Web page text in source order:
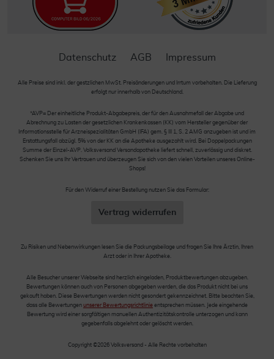
Datenschutz AGB Impressum
Alle Preise sind inkl. der gestzlichen MwSt. Preisänderungen und Irrtum vorbehalten. Die Lieferung
erfolgt nur innerhalb von Deutschland.
*AVP= Der einheitliche Produkt-Abgabepreis, der für den Ausnahmefall der Abgabe und
Abrechnung zu Lasten der gesetzlichen Krankenkassen (KK) vom Hersteller gegenüber der
Informationsstelle für Arzneispezialitäten GmbH (IFA) gem. § III 1, S. 2 AMG anzugeben ist und im
Erstattungsfall abzügl. 5% von der KK an die Apotheke ausgezahlt wird. Bei Doppelpackungen
Summe der Einzel-AVP. Volksversand Versandapotheke liefert schnell, zuverlässig und diskret.
Schenken Sie uns Ihr Vertrauen und überzeugen Sie sich von den vielen Vorteilen unseres Online-
Shops!
Für den Widerruf einer Bestellung nutzen Sie das Formular:
Vertrag widerrufen
Zu Risiken und Nebenwirkungen lesen Sie die Packungsbeilage und fragen Sie Ihre Ärztin, Ihren
Arzt oder in Ihrer Apotheke.
Alle Besucher unserer Webseite sind herzlich eingeladen, Produktbewertungen abzugeben.
Bewertungen können auch von Personen abgegeben werden, die das Produkt nicht bei uns
gekauft haben. Diese Bewertungen werden nicht gesondert gekennzeichnet. Bitte beachten Sie,
dass alle Bewertungen unserer Bewertungsrichtlinie entsprechen müssen. Jede eingehende
Bewertung wird einer sorgfältigen manuellen Authentizitätskontrolle unterzogen und kann
gegebenfalls abgelehnt oder gelöscht werden.
Copyright ©2026 Volksversand - Alle Rechte vorbehalten